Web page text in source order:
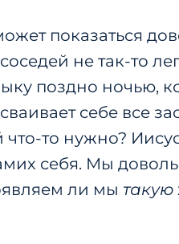
показаться
не так-то
поздно ночью,
себе все
что-то нужно?
себя. Мы
ли мы такую